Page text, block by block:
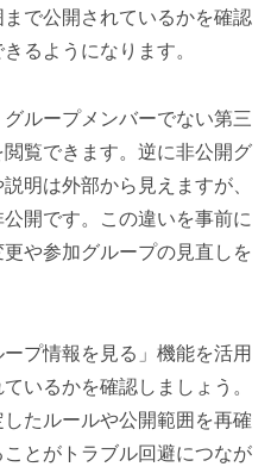
で公開されているかを確認
るようになります。
ループメンバーでない第三
覧できます。逆に非公開グ
明は外部から見えますが、
開です。この違いを事前に
や参加グループの見直しを
プ情報を見る」機能を活用
いるかを確認しましょう。
たルールや公開範囲を再確
とがトラブル回避につなが